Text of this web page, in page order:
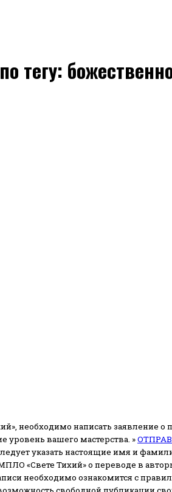
тегу:
необходимо написать заявление
уровень вашего мастерства. »
указать настоящие имя и
«Свете Тихий» о переводе в
необходимо ознакомится с